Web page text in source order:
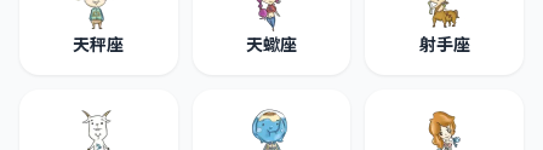
天秤座 天蠍座 射手座